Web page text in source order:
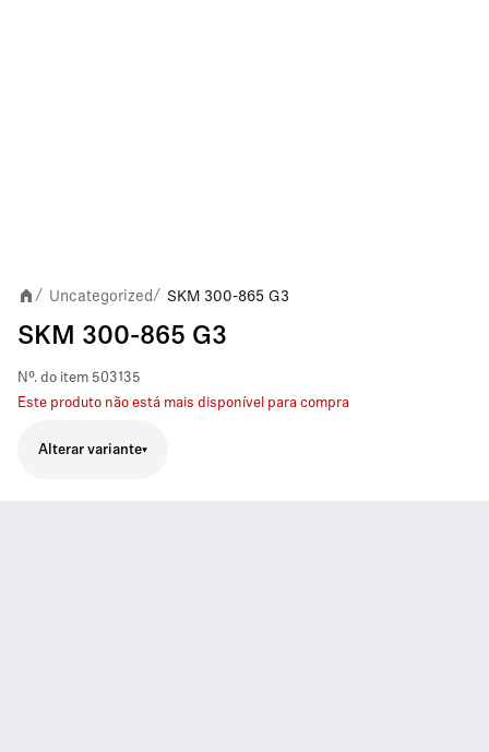
/ Uncategorized / SKM 300-865 G3
SKM 300-865 G3
Nº. do item 503135
Este produto não está mais disponível para compra
Alterar variante